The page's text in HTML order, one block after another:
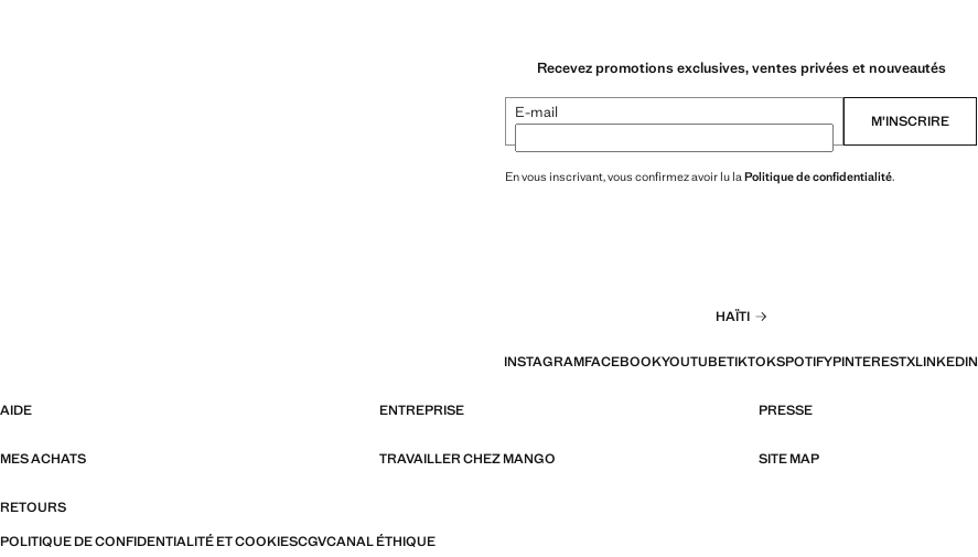
Recevez promotions exclusives, ventes privées et nouveautés
E-mail M’INSCRIRE
En vous inscrivant, vous confirmez avoir lu laPolitique de confidentialité.
HAÏTI
INSTAGRAMFACEBOOKYOUTUBETIKTOKSPOTIFYPINTERESTXLINKEDIN
AIDE ENTREPRISE PRESSE
MES ACHATS TRAVAILLER CHEZ MANGO SITE MAP
RETOURS
POLITIQUE DE CONFIDENTIALITÉ ET COOKIESCGVCANAL ÉTHIQUE